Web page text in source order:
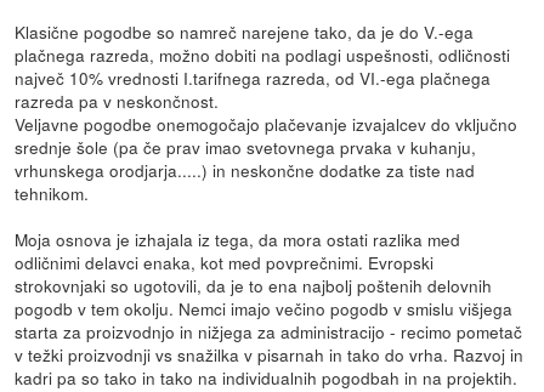
Klasične pogodbe so namreč narejene tako, da je do V.-ega
plačnega razreda, možno dobiti na podlagi uspešnosti, odličnosti
največ 10% vrednosti I.tarifnega razreda, od VI.-ega plačnega
razreda pa v neskončnost.
Veljavne pogodbe onemogočajo plačevanje izvajalcev do vključno
srednje šole (pa če prav imao svetovnega prvaka v kuhanju,
vrhunskega orodjarja.....) in neskončne dodatke za tiste nad
tehnikom.
Moja osnova je izhajala iz tega, da mora ostati razlika med
odličnimi delavci enaka, kot med povprečnimi. Evropski
strokovnjaki so ugotovili, da je to ena najbolj poštenih delovnih
pogodb v tem okolju. Nemci imajo večino pogodb v smislu višjega
starta za proizvodnjo in nižjega za administracijo - recimo pometač
v težki proizvodnji vs snažilka v pisarnah in tako do vrha. Razvoj in
kadri pa so tako in tako na individualnih pogodbah in na projektih.